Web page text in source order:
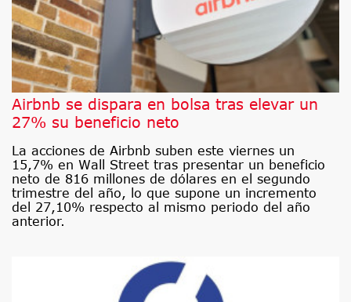
Airbnb se dispara en bolsa tras elevar un
27% su beneficio neto
La acciones de Airbnb suben este viernes un
15,7% en Wall Street tras presentar un beneficio
neto de 816 millones de dólares en el segundo
trimestre del año, lo que supone un incremento
del 27,10% respecto al mismo periodo del año
anterior.